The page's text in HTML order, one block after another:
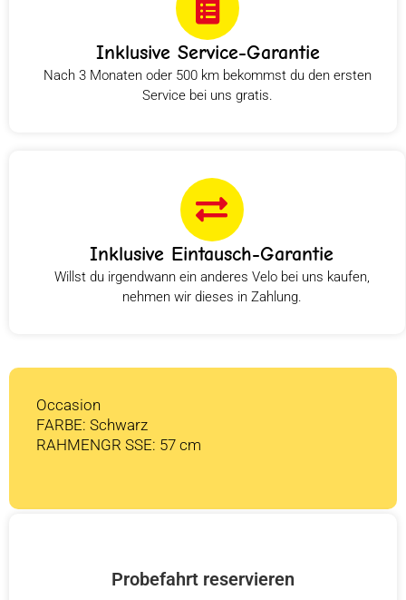
Inklusive Service-Garantie
Nach 3 Monaten oder 500 km bekommst du den ersten
Service bei uns gratis.
Inklusive Eintausch-Garantie
Willst du irgendwann ein anderes Velo bei uns kaufen,
nehmen wir dieses in Zahlung.
Occasion
FARBE: Schwarz
RAHMENGR SSE: 57 cm
Probefahrt reservieren